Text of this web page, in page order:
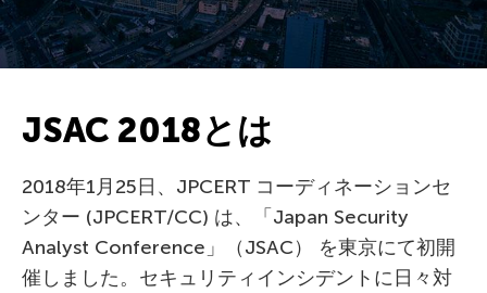
JSAC 2018とは
2018年1月25日、JPCERT コーディネーションセ
ンター (JPCERT/CC) は、「Japan Security
Analyst Conference」（JSAC） を東京にて初開
催しました。セキュリティインシデントに日々対